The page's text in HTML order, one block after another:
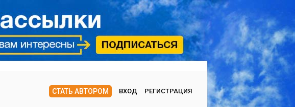
СТАТЬ АВТОРОМ ВХОД РЕГИСТРАЦИЯ